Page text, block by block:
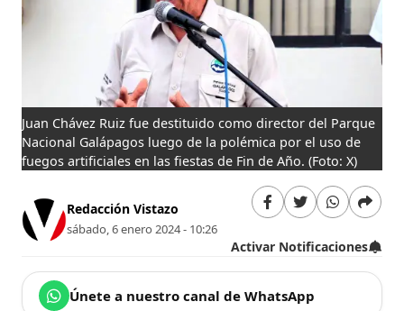
Juan Chávez Ruiz fue destituido como director del Parque
Nacional Galápagos luego de la polémica por el uso de
fuegos artificiales en las fiestas de Fin de Año. (Foto: X)
Redacción Vistazo
sábado, 6 enero 2024 - 10:26
Activar Notificaciones
Únete a nuestro canal de WhatsApp